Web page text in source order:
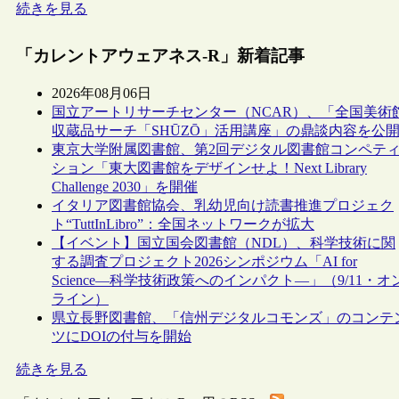
続きを見る
「カレントアウェアネス-R」新着記事
2026年08月06日
国立アートリサーチセンター（NCAR）、「全国美術
収蔵品サーチ「SHŪZŌ」活用講座」の鼎談内容を公開
東京大学附属図書館、第2回デジタル図書館コンペティ
ション「東大図書館をデザインせよ！Next Library
Challenge 2030」を開催
イタリア図書館協会、乳幼児向け読書推進プロジェク
ト“TuttInLibro”：全国ネットワークが拡大
【イベント】国立国会図書館（NDL）、科学技術に関
する調査プロジェクト2026シンポジウム「AI for
Science―科学技術政策へのインパクト―」（9/11・オ
ライン）
県立長野図書館、「信州デジタルコモンズ」のコンテ
ツにDOIの付与を開始
続きを見る